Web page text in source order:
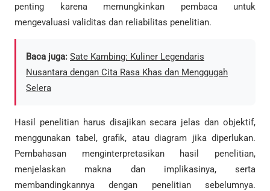
penting karena memungkinkan pembaca untuk
mengevaluasi validitas dan reliabilitas penelitian.
Baca juga: Sate Kambing: Kuliner Legendaris
Nusantara dengan Cita Rasa Khas dan Menggugah
Selera
Hasil penelitian harus disajikan secara jelas dan objektif,
menggunakan tabel, grafik, atau diagram jika diperlukan.
Pembahasan menginterpretasikan hasil penelitian,
menjelaskan makna dan implikasinya, serta
membandingkannya dengan penelitian sebelumnya.